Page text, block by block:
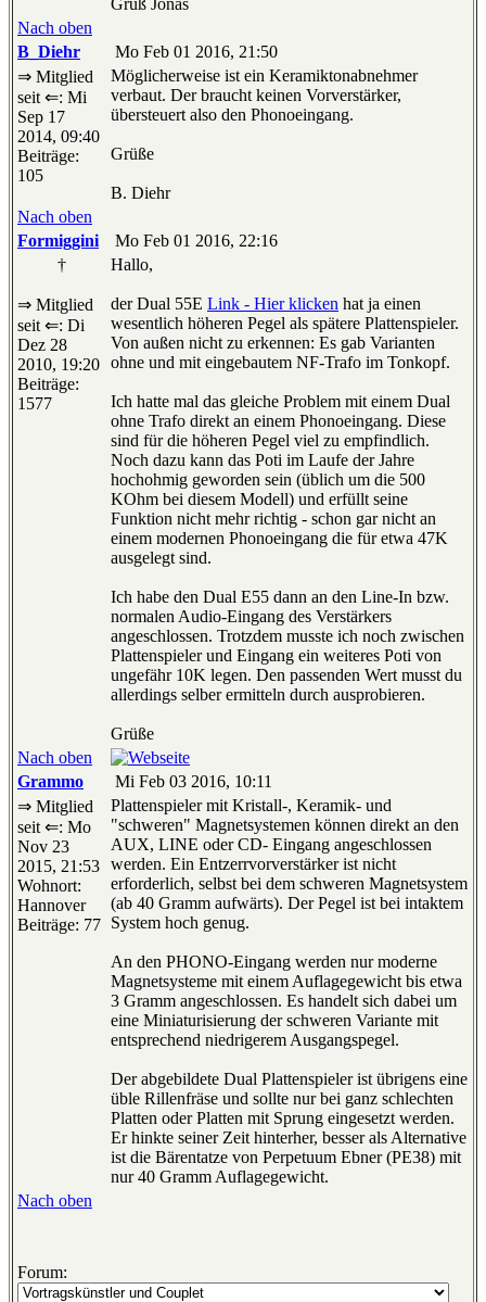
Gruß Jonas
Nach oben
B_Diehr
Mo Feb 01 2016, 21:50
⇒ Mitglied
seit ⇐: Mi
Sep 17
2014, 09:40
Beiträge:
105
Möglicherweise ist ein Keramiktonabnehmer
verbaut. Der braucht keinen Vorverstärker,
übersteuert also den Phonoeingang.
Grüße
B. Diehr
Nach oben
Formiggini
Mo Feb 01 2016, 22:16
†
⇒ Mitglied
seit ⇐: Di
Dez 28
2010, 19:20
Beiträge:
1577
Hallo,
der Dual 55E Link - Hier klicken hat ja einen
wesentlich höheren Pegel als spätere Plattenspieler.
Von außen nicht zu erkennen: Es gab Varianten
ohne und mit eingebautem NF-Trafo im Tonkopf.
Ich hatte mal das gleiche Problem mit einem Dual
ohne Trafo direkt an einem Phonoeingang. Diese
sind für die höheren Pegel viel zu empfindlich.
Noch dazu kann das Poti im Laufe der Jahre
hochohmig geworden sein (üblich um die 500
KOhm bei diesem Modell) und erfüllt seine
Funktion nicht mehr richtig - schon gar nicht an
einem modernen Phonoeingang die für etwa 47K
ausgelegt sind.
Ich habe den Dual E55 dann an den Line-In bzw.
normalen Audio-Eingang des Verstärkers
angeschlossen. Trotzdem musste ich noch zwischen
Plattenspieler und Eingang ein weiteres Poti von
ungefähr 10K legen. Den passenden Wert musst du
allerdings selber ermitteln durch ausprobieren.
Grüße
Nach oben
Grammo
Mi Feb 03 2016, 10:11
⇒ Mitglied
seit ⇐: Mo
Nov 23
2015, 21:53
Wohnort:
Hannover
Beiträge: 77
Plattenspieler mit Kristall-, Keramik- und
"schweren" Magnetsystemen können direkt an den
AUX, LINE oder CD- Eingang angeschlossen
werden. Ein Entzerrvorverstärker ist nicht
erforderlich, selbst bei dem schweren Magnetsystem
(ab 40 Gramm aufwärts). Der Pegel ist bei intaktem
System hoch genug.
An den PHONO-Eingang werden nur moderne
Magnetsysteme mit einem Auflagegewicht bis etwa
3 Gramm angeschlossen. Es handelt sich dabei um
eine Miniaturisierung der schweren Variante mit
entsprechend niedrigerem Ausgangspegel.
Der abgebildete Dual Plattenspieler ist übrigens eine
üble Rillenfräse und sollte nur bei ganz schlechten
Platten oder Platten mit Sprung eingesetzt werden.
Er hinkte seiner Zeit hinterher, besser als Alternative
ist die Bärentatze von Perpetuum Ebner (PE38) mit
nur 40 Gramm Auflagegewicht.
Nach oben
Forum: